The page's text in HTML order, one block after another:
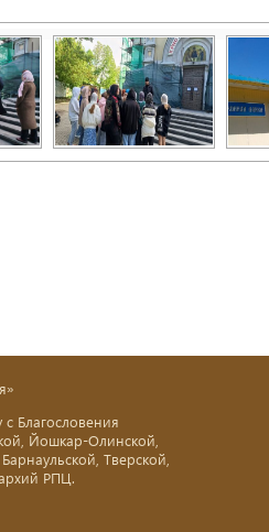
Благословения
Йошкар-Олинской,
Тверской,
РПЦ.